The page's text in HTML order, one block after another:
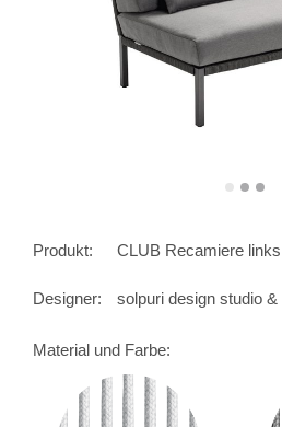
Produkt: CLUB Recamiere links
Designer: solpuri design studio
Material und Farbe: